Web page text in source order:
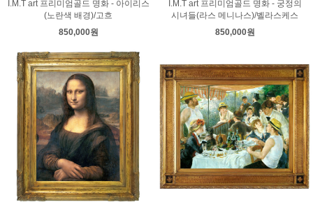
I.M.T art 프리미엄골드 명화 - 아이리스
(노란색 배경)/고흐
850,000원
I.M.T art 프리미엄골드 명화 - 궁정의
시녀들(라스 메니나스)/벨라스케스
850,000원